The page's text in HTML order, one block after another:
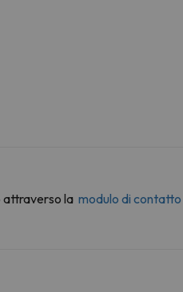
attraverso la modulo di contatto